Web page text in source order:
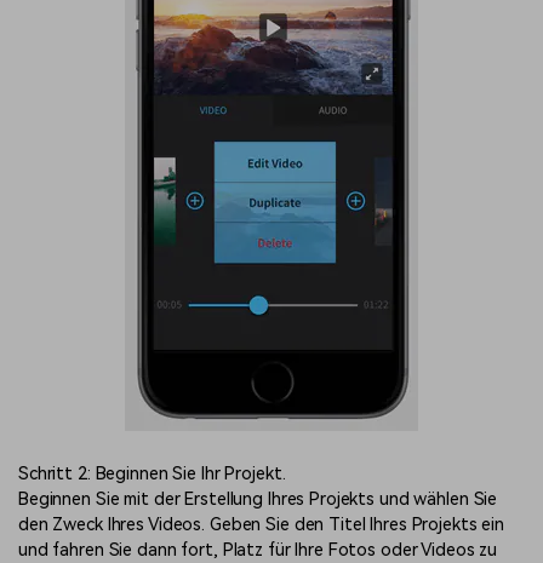
Schritt 2: Beginnen Sie Ihr Projekt.
Beginnen Sie mit der Erstellung Ihres Projekts und wählen Sie
den Zweck Ihres Videos. Geben Sie den Titel Ihres Projekts ein
und fahren Sie dann fort, Platz für Ihre Fotos oder Videos zu